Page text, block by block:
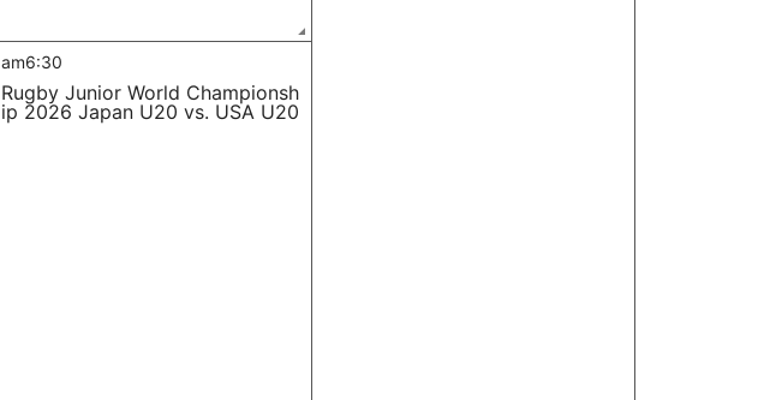
am6:30
Rugby Junior World Championsh
ip 2026 Japan U20 vs. USA U20